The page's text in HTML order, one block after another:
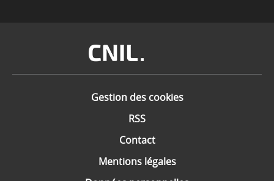
Image
Gestion des cookies
RSS
Contact
Mentions légales